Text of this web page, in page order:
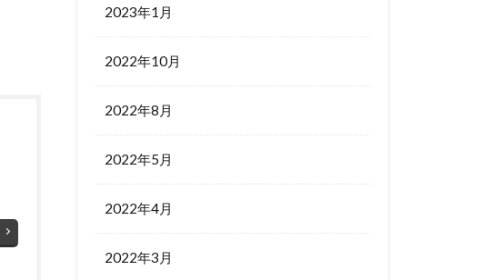
2023年1月
2022年10月
2022年8月
2022年5月
2022年4月
2022年3月